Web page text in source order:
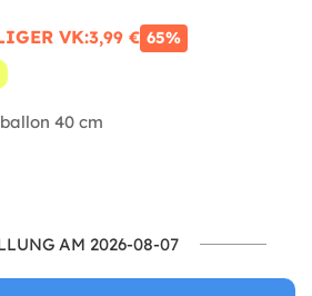
VK:3,99 € 65%
40 cm
AM 2026-08-07